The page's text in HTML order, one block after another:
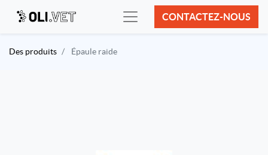
CONTACTEZ-NOUS
Des produits Épaule raide